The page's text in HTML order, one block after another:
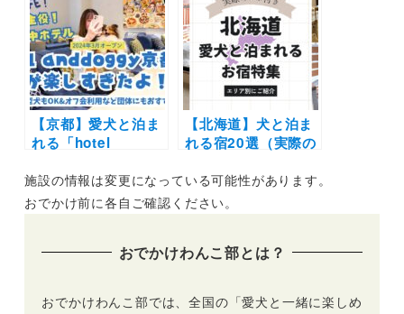
逗子マリーナ｜冬季
限定カマクラテラス
も利用可能！暖房完
備＆個室感覚でお食
事を楽しむ♪
きたよ！フェリー
「さんふらわあ」で
行くれおくんの大冒
険
【京都】愛犬と泊ま
れる「hotel
条」が楽しすぎまし
た！大型犬もOK＆
【北海道】犬と泊ま
れる宿20選（実際の
コテージやリゾート
ホテルなどエリア別
施設の情報は変更になっている可能性があります。
おでかけ前に各自ご確認ください。
おでかけわんこ部とは？
おでかけわんこ部では、全国の「愛犬と一緒に楽しめ